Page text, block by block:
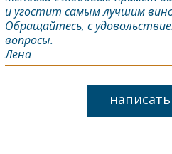
и угостит самым лучшим
Обращайтесь, с
вопросы.
Лена